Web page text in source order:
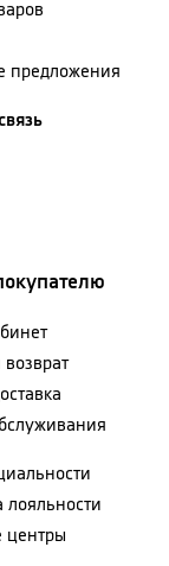
предложения
возврат
лояльности
центры